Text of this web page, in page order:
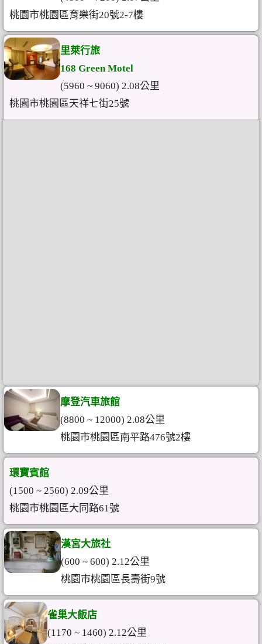
桃園市桃園區育樂街20號2-7樓
里萊行旅
168 Green Motel
(5960 ~ 9060) 2.08公里
桃園市桃園區天祥七街25號
摩登汽車旅館
(8800 ~ 12000) 2.08公里
桃園市桃園區南平路476號2樓
環寶賓館
(1500 ~ 2560) 2.09公里
桃園市桃園區大同路61號
漢宮大旅社
(600 ~ 600) 2.12公里
桃園市桃園區長壽街9號
雀巢大飯店
(1170 ~ 1460) 2.12公里